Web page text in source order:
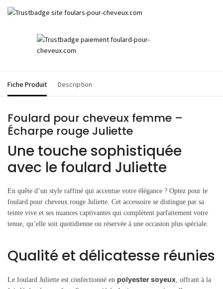
Fiche Produit Description
Foulard pour cheveux femme –
Écharpe rouge Juliette
Une touche sophistiquée
avec le foulard Juliette
En quête d’un style raffiné qui accentue votre élégance ? Optez pour le
foulard pour cheveux rouge Juliette. Cet accessoire se distingue par sa
teinte vive et ses nuances captivantes qui complètent parfaitement votre
tenue, qu’elle soit quotidienne ou réservée à une occasion plus spéciale.
Qualité et délicatesse réunies
Le foulard Juliette est confectionné en polyester soyeux , offrant à la